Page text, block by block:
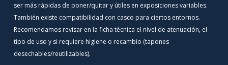
ser más rápidas de poner/quitar y útiles en exposiciones variables.
También existe compatibilidad con casco para ciertos entornos.
Recomendamos revisar en la ficha técnica el nivel de atenuación, el
tipo de uso y si requiere higiene o recambio (tapones
desechables/reutilizables).